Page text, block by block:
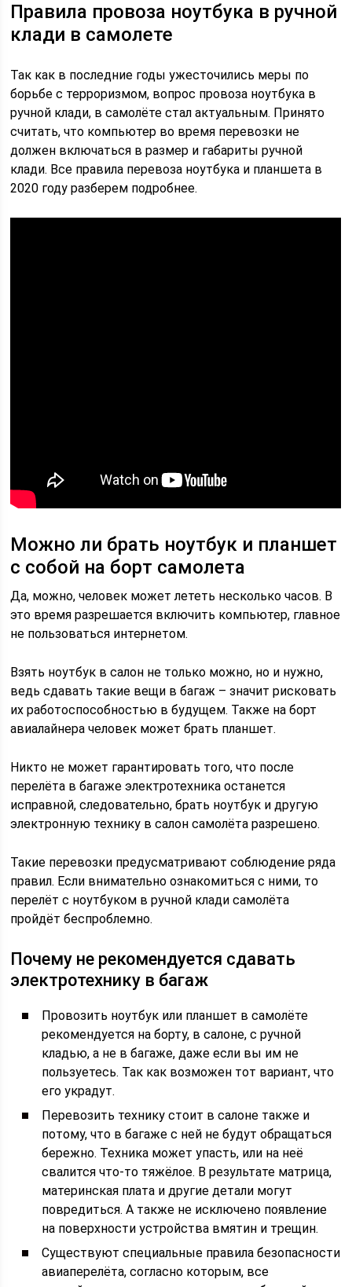
Правила провоза ноутбука в ручной
клади в самолете
Так как в последние годы ужесточились меры по
борьбе с терроризмом, вопрос провоза ноутбука в
ручной клади, в самолёте стал актуальным. Принято
считать, что компьютер во время перевозки не
должен включаться в размер и габариты ручной
клади. Все правила перевоза ноутбука и планшета в
2020 году разберем подробнее.
Можно ли брать ноутбук и планшет
с собой на борт самолета
Да, можно, человек может лететь несколько часов. В
это время разрешается включить компьютер, главное
не пользоваться интернетом.
Взять ноутбук в салон не только можно, но и нужно,
ведь сдавать такие вещи в багаж – значит рисковать
их работоспособностью в будущем. Также на борт
авиалайнера человек может брать планшет.
Никто не может гарантировать того, что после
перелёта в багаже электротехника останется
исправной, следовательно, брать ноутбук и другую
электронную технику в салон самолёта разрешено.
Такие перевозки предусматривают соблюдение ряда
правил. Если внимательно ознакомиться с ними, то
перелёт с ноутбуком в ручной клади самолёта
пройдёт беспроблемно.
Почему не рекомендуется сдавать
электротехнику в багаж
Провозить ноутбук или планшет в самолёте
рекомендуется на борту, в салоне, с ручной
кладью, а не в багаже, даже если вы им не
пользуетесь. Так как возможен тот вариант, что
его украдут.
Перевозить технику стоит в салоне также и
потому, что в багаже с ней не будут обращаться
бережно. Техника может упасть, или на неё
свалится что-то тяжёлое. В результате матрица,
материнская плата и другие детали могут
повредиться. А также не исключено появление
на поверхности устройства вмятин и трещин.
Существуют специальные правила безопасности
авиаперелёта, согласно которым, все